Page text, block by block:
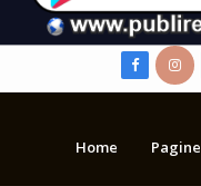
Home Pagine